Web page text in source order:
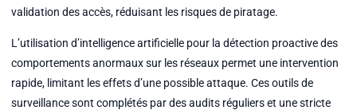
validation des accès, réduisant les risques de piratage.
L’utilisation d’intelligence artificielle pour la détection proactive des
comportements anormaux sur les réseaux permet une intervention
rapide, limitant les effets d’une possible attaque. Ces outils de
surveillance sont complétés par des audits réguliers et une stricte